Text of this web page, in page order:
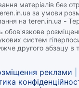
матеріалів без
за умови
на teren.in.ua -
обов'язкове
систем
другого абзацу в
реклами